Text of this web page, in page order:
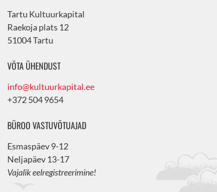
Tartu Kultuurkapital
Raekoja plats 12
51004 Tartu
VÕTA ÜHENDUST
info@kultuurkapital.ee
+372 504 9654
BÜROO VASTUVÕTUAJAD
Esmaspäev 9-12
Neljapäev 13-17
Vajalik eelregistreerimine!